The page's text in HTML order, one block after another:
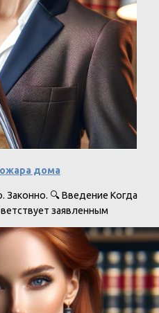
дома
🔍 Введение Когда
заявленным